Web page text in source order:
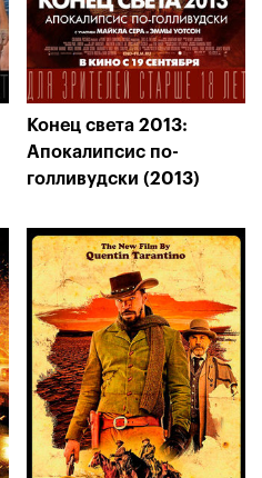
Конец света 2013:
Апокалипсис по-
голливудски (2013)